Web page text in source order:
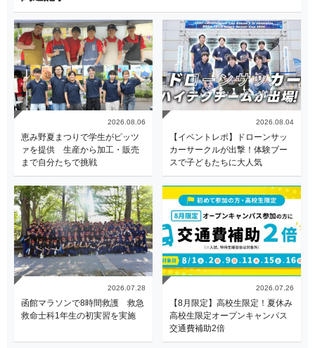
2026.08.06
恵み野夏まつりで学生がピッツ
ァを提供 生産から加工・販売
まで自分たちで挑戦
2026.08.04
【イベントレポ】ドローンサッ
カーサークルが出撃！体験ブー
スで子どもたちに大人気
2026.07.28
函館マラソンで8時間救護 救急
救命士科1年生の初実習を実施
2026.07.26
【8月限定】高校生限定！夏休み
高校生限定オープンキャンパス
交通費補助2倍